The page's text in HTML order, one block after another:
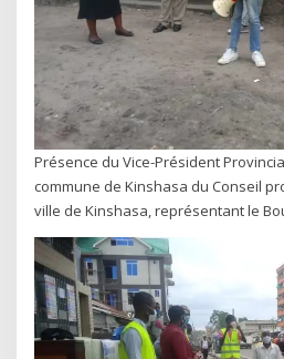
Présence du Vice-Président
commune de Kinshasa du Conseil
ville de Kinshasa, représentant le